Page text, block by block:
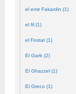
el emir Fakardin (1)
el fil (1)
el Fostat (1)
El Garb (2)
El Ghazzel (1)
El Greco (1)